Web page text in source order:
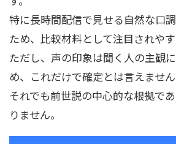
特に長時間配信で見せる自然な口
ため、比較材料として注目されやす
ただし、声の印象は聞く人の主観
め、これだけで確定とは言えません
それでも前世説の中心的な根拠で
りません。